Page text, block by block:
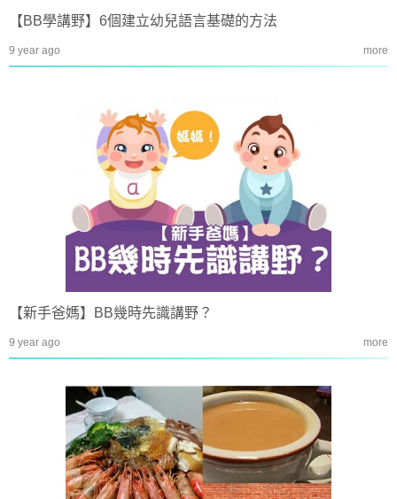
【BB學講野】6個建立幼兒語言基礎的方法
9 year ago more
【新手爸媽】BB幾時先識講野？
9 year ago more